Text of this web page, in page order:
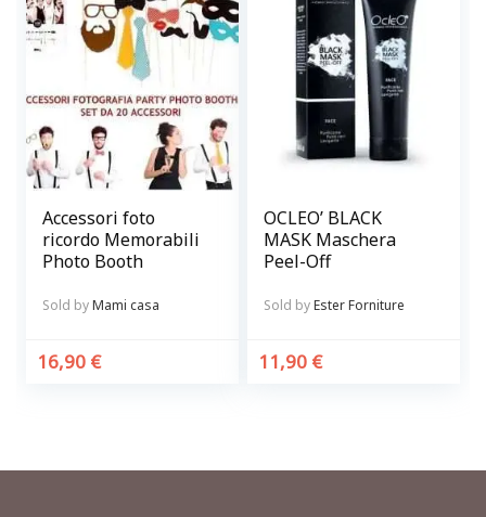
Accessori foto
ricordo Memorabili
Photo Booth
Sold byMami casa
16,90 €
OCLEO’ BLACK
MASK Maschera
Peel-Off
Sold byEster Forniture
11,90 €